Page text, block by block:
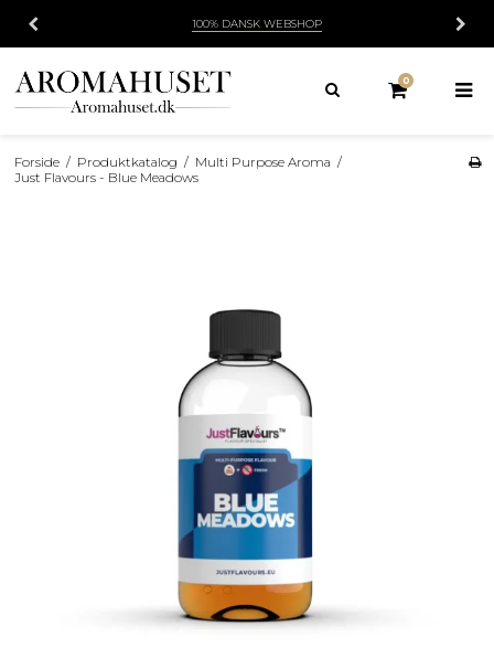
100% DANSK WEBSHOP
0
Forside / Produktkatalog / Multi Purpose Aroma /
Just Flavours - Blue Meadows